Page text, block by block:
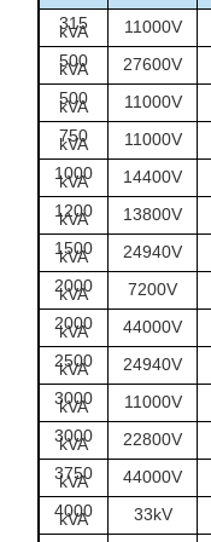
Infrastruktur
315
kVA 11000V
500
kVA 27600V
500
kVA 11000V
750
kVA 11000V
1000
kVA 14400V
1200
kVA 13800V
1500
kVA 24940V
2000
kVA 7200V
2000
kVA 44000V
2500
kVA 24940V
3000
kVA 11000V
3000
kVA 22800V
3750
kVA 44000V
4000
kVA 33kV